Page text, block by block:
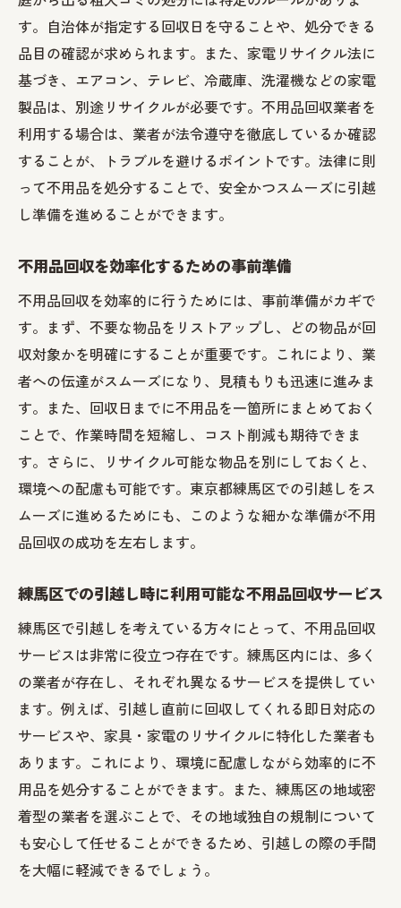
す。自治体が指定する回収日を守ることや、処分できる
品目の確認が求められます。また、家電リサイクル法に
基づき、エアコン、テレビ、冷蔵庫、洗濯機などの家電
製品は、別途リサイクルが必要です。不用品回収業者を
利用する場合は、業者が法令遵守を徹底しているか確認
することが、トラブルを避けるポイントです。法律に則
って不用品を処分することで、安全かつスムーズに引越
し準備を進めることができます。
不用品回収を効率化するための事前準備
不用品回収を効率的に行うためには、事前準備がカギで
す。まず、不要な物品をリストアップし、どの物品が回
収対象かを明確にすることが重要です。これにより、業
者への伝達がスムーズになり、見積もりも迅速に進みま
す。また、回収日までに不用品を一箇所にまとめておく
ことで、作業時間を短縮し、コスト削減も期待できま
す。さらに、リサイクル可能な物品を別にしておくと、
環境への配慮も可能です。東京都練馬区での引越しをス
ムーズに進めるためにも、このような細かな準備が不用
品回収の成功を左右します。
練馬区での引越し時に利用可能な不用品回収サービス
練馬区で引越しを考えている方々にとって、不用品回収
サービスは非常に役立つ存在です。練馬区内には、多く
の業者が存在し、それぞれ異なるサービスを提供してい
ます。例えば、引越し直前に回収してくれる即日対応の
サービスや、家具・家電のリサイクルに特化した業者も
あります。これにより、環境に配慮しながら効率的に不
用品を処分することができます。また、練馬区の地域密
着型の業者を選ぶことで、その地域独自の規制について
も安心して任せることができるため、引越しの際の手間
を大幅に軽減できるでしょう。